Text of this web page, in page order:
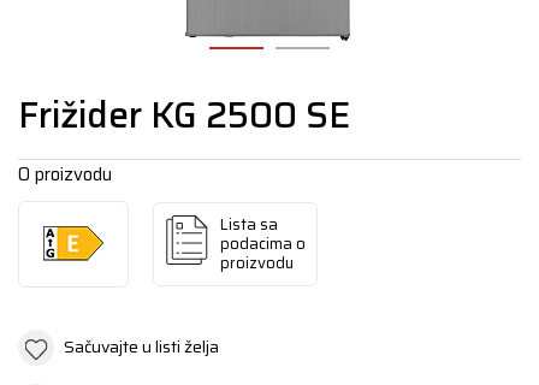
Frižider KG 2500 SE
O proizvodu
Lista sa
podacima o
proizvodu
Sačuvajte u listi želja